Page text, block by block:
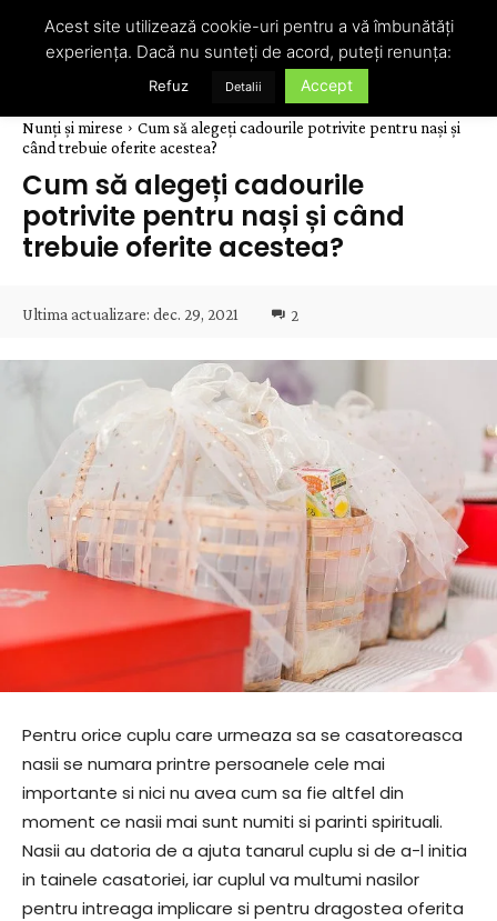
Nunți și mirese
Cum să alegeți cadourile potrivite pentru nași și
când trebuie oferite acestea?
Cum să alegeți cadourile
potrivite pentru nași și când
trebuie oferite acestea?
Ultima actualizare: dec. 29, 2021 2
Pentru orice cuplu care urmeaza sa se casatoreasca
nasii se numara printre persoanele cele mai
importante si nici nu avea cum sa fie altfel din
moment ce nasii mai sunt numiti si parinti spirituali.
Nasii au datoria de a ajuta tanarul cuplu si de a-l initia
in tainele casatoriei, iar cuplul va multumi nasilor
pentru intreaga implicare si pentru dragostea oferita
Acest site utilizează cookie-uri pentru a vă îmbunătăți
experiența. Dacă nu sunteți de acord, puteți renunța:
Refuz Detalii Accept